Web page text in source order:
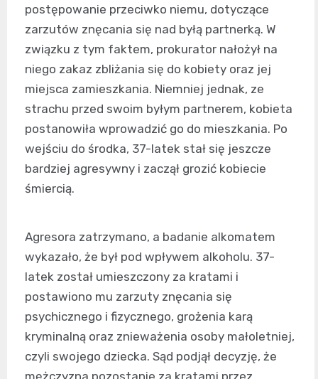
postępowanie przeciwko niemu, dotyczące
zarzutów znęcania się nad byłą partnerką. W
związku z tym faktem, prokurator nałożył na
niego zakaz zbliżania się do kobiety oraz jej
miejsca zamieszkania. Niemniej jednak, ze
strachu przed swoim byłym partnerem, kobieta
postanowiła wprowadzić go do mieszkania. Po
wejściu do środka, 37-latek stał się jeszcze
bardziej agresywny i zaczął grozić kobiecie
śmiercią.
Agresora zatrzymano, a badanie alkomatem
wykazało, że był pod wpływem alkoholu. 37-
latek został umieszczony za kratami i
postawiono mu zarzuty znęcania się
psychicznego i fizycznego, grożenia karą
kryminalną oraz znieważenia osoby małoletniej,
czyli swojego dziecka. Sąd podjął decyzję, że
mężczyzna pozostanie za kratami przez